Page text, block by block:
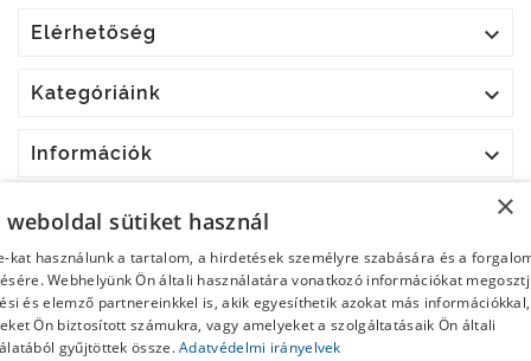
Elérhetőség 
Kategóriáink 
Információk 
Fiókod 
Hírlevél
×
weboldal sütiket használ
kat használunk a tartalom, a hirdetések személyre szabására és a
Webhelyünk Ön általi használatára vonatkozó információkat
és elemző partnereinkkel is, akik egyesíthetik azokat más információkkal,
Ön biztosított számukra, vagy amelyeket a szolgáltatásaik Ön általi
gyűjtöttek össze.Adatvédelmi irányelvek